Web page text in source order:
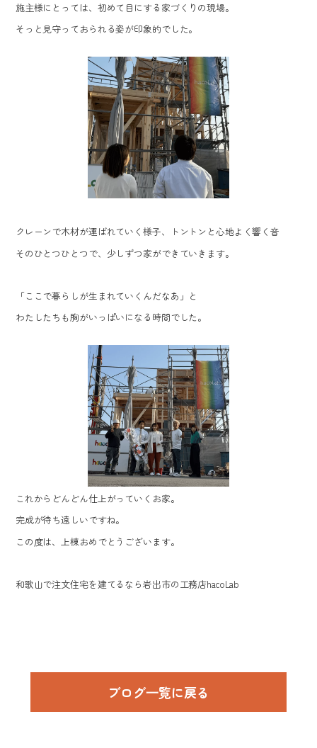
施主様にとっては、初めて目にする家づくりの現場。
そっと見守っておられる姿が印象的でした。
クレーンで木材が運ばれていく様子、トントンと心地よく響く音
そのひとつひとつで、少しずつ家ができていきます。
「ここで暮らしが生まれていくんだなあ」と
わたしたちも胸がいっぱいになる時間でした。
これからどんどん仕上がっていくお家。
完成が待ち遠しいですね。
この度は、上棟おめでとうございます。
和歌山で注文住宅を建てるなら岩出市の工務店hacoLab
ブログ⼀覧に戻る